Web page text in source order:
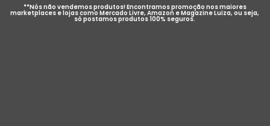
**Nós não vendemos produtos! Encontramos promoção nos maiores
marketplaces e lojas como Mercado Livre, Amazon e Magazine Luiza, ou seja,
só postamos produtos 100% seguros.